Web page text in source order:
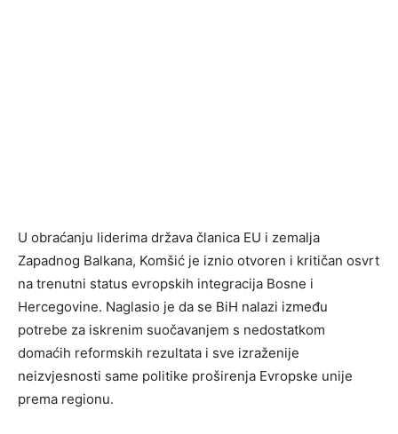
U obraćanju liderima država članica EU i zemalja
Zapadnog Balkana, Komšić je iznio otvoren i kritičan osvrt
na trenutni status evropskih integracija Bosne i
Hercegovine. Naglasio je da se BiH nalazi između
potrebe za iskrenim suočavanjem s nedostatkom
domaćih reformskih rezultata i sve izraženije
neizvjesnosti same politike proširenja Evropske unije
prema regionu.